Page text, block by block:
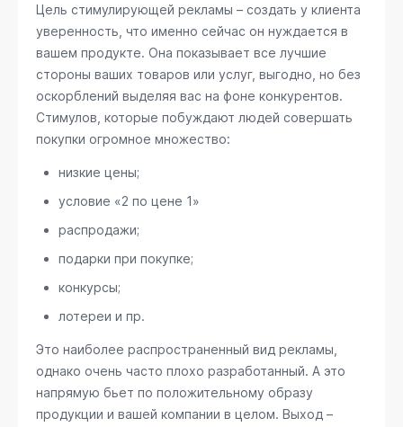
Цель стимулирующей рекламы – создать у клиента
уверенность, что именно сейчас он нуждается в
вашем продукте. Она показывает все лучшие
стороны ваших товаров или услуг, выгодно, но без
оскорблений выделяя вас на фоне конкурентов.
Стимулов, которые побуждают людей совершать
покупки огромное множество:
низкие цены;
условие «2 по цене 1»
распродажи;
подарки при покупке;
конкурсы;
лотереи и пр.
Это наиболее распространенный вид рекламы,
однако очень часто плохо разработанный. А это
напрямую бьет по положительному образу
продукции и вашей компании в целом. Выход –